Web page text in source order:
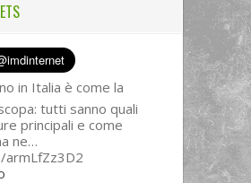
in Italia è come la
tutti sanno quali
principali e come
ne…